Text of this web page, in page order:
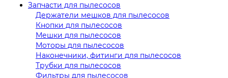
Запчасти для пылесосов
Держатели мешков для пылесосов
Кнопки для пылесосов
Мешки для пылесосов
Моторы для пылесосов
Наконечники, фитинги для пылесосов
Трубки для пылесосов
Фильтры для пылесосов